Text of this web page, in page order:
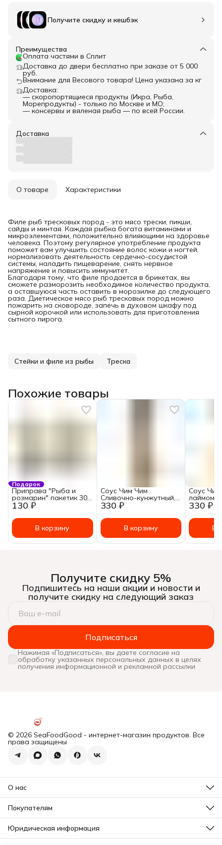
Получите скидку и кешбэк
Преимущества
Оплата частями в Сплит
Доставка до двери бесплатно при заказе от 5 000
руб.
Внимание для Весового товара! Цена указана за кг
Доставка:
— скоропортящиеся продукты (Икра, Рыба,
Морепродукты) - только по Москве и МО;
— консервы и вяленая рыба — по всей России.
Доставка
О товаре Характеристики
Филе рыб тресковых пород - это мясо трески, пикши,
сайды и минтая. Каждая рыбка богата витаминами и
микроэлементами, положительно влияющими на здоровье
человека. Поэтому регулярное употребление продукта
поможет вам улучшить состояние волос кожи и ногтей,
нормализовать деятельность сердечно-сосудистой
системы, наладить пищеварение, снять нервное
напряжение и повысить иммунитет.
Благодаря тому, что филе продается в брикетах, вы
сможете разморозить необходимое количество продукта,
а оставшуюся часть оставить в морозилке до следующего
раза. Диетическое мясо рыб тресковых пород можно
пожарить на сковороде, запечь в духовом шкафу под
сырной корочкой или использовать для приготовления
сытного пирога.
Стейки и филе из рыбы Треска
Похожие товары
Подарок
130 ₽
Приправа "Рыба и
розмарин" пакетик 30
гр.
В корзину
330 ₽
Соус Чим Чим
Сливочно-кунжутный,
180г
В корзину
330 ₽
Соус
лаймом,
В
Получите скидку 5%
Подпишитесь на наши акции и новости и
получите скидку на следующий заказ
Подписаться
Нажимая «Подписаться», вы даете согласие на
обработку указанных персональных данных в целях
получения информационной и рекламной рассылки
© 2026 SeaFoodGood - интернет-магазин продуктов. Все
права защищены
О нас
Все новости
Почему мы?
Отзывы
Покупателям
Действующие акции
Программа лояльности
Подарочная карта
Юридическая информация
Оплата